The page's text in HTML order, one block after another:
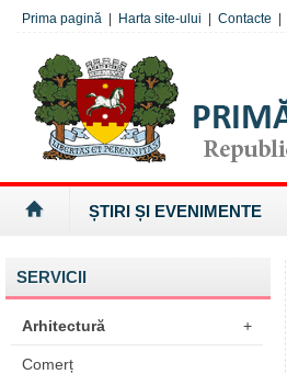
Prima pagină Harta site-ului Contacte
ȘTIRI ȘI EVENIMENTE
SERVICII
Arhitectură +
Comerț